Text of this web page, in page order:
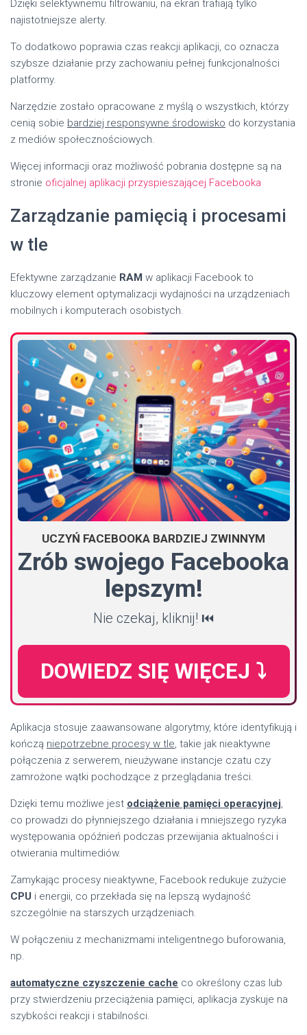
Dzięki selektywnemu filtrowaniu, na ekran trafiają tylko
najistotniejsze alerty.
To dodatkowo poprawia czas reakcji aplikacji, co oznacza
szybsze działanie przy zachowaniu pełnej funkcjonalności
platformy.
Narzędzie zostało opracowane z myślą o wszystkich, którzy
cenią sobie bardziej responsywne środowisko do korzystania
z mediów społecznościowych.
Więcej informacji oraz możliwość pobrania dostępne są na
stronie oficjalnej aplikacji przyspieszającej Facebooka
Zarządzanie pamięcią i procesami
w tle
Efektywne zarządzanie RAM w aplikacji Facebook to
kluczowy element optymalizacji wydajności na urządzeniach
mobilnych i komputerach osobistych.
UCZYŃ FACEBOOKA BARDZIEJ ZWINNYM
Zrób swojego Facebooka
lepszym!
Nie czekaj, kliknij! ⏮️
DOWIEDZ SIĘ WIĘCEJ ⤵️
Aplikacja stosuje zaawansowane algorytmy, które identyfikują i
kończą niepotrzebne procesy w tle, takie jak nieaktywne
połączenia z serwerem, nieużywane instancje czatu czy
zamrożone wątki pochodzące z przeglądania treści.
Dzięki temu możliwe jest odciążenie pamięci operacyjnej,
co prowadzi do płynniejszego działania i mniejszego ryzyka
występowania opóźnień podczas przewijania aktualności i
otwierania multimediów.
Zamykając procesy nieaktywne, Facebook redukuje zużycie
CPU i energii, co przekłada się na lepszą wydajność
szczególnie na starszych urządzeniach.
W połączeniu z mechanizmami inteligentnego buforowania,
np.
automatyczne czyszczenie cache co określony czas lub
przy stwierdzeniu przeciążenia pamięci, aplikacja zyskuje na
szybkości reakcji i stabilności.